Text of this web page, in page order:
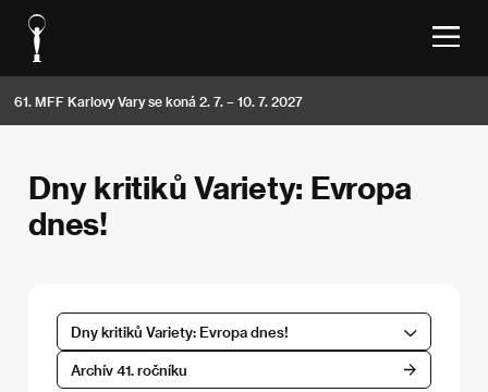
61. MFF Karlovy Vary se koná 2. 7. – 10. 7. 2027
Dny kritiků Variety: Evropa
dnes!
Dny kritiků Variety: Evropa dnes!
Archív 41. ročníku